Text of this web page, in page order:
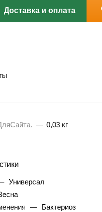
Доставка и оплата
— 0,03 кг
Универсал
—
Бактериоз